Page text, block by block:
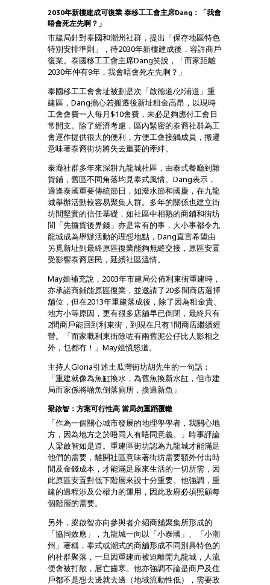
2030年新樓建成可復業 泰移工工會主席Dang：「我會
唔會死左先啊？」
市建局針對泰國和潮州社群，提出「保存地區特色
特別安排準則」，待2030年新樓建成後，容許商戶
復業。泰國移工工會主席Dang笑說，「而家距離
2030年仲有9年，我會唔會死左先啊？」
泰國移工工會會址被劃是次「啟德道/沙浦道」重
建區，Dang擔心若搬遷後新址租金高昂，以現時
工會會費一人每月$10會費，未必足夠應付工會日
常開支。除了經濟考慮，區內緊密的泰裔社群為工
會運作提供很大的便利，方便工會接觸成員，搬遷
意味著泰裔街坊將失去重要的牽絆。
泰裔社群多年來深耕九龍城社區，由泰式餐廳到雜
貨鋪，舊區不同角落均見泰式風情。Dang表示，
適逢泰國重要傳統節日，如潑水節和國慶，在九龍
城舉辦活動較容易聚集人群。多年的關係也建立街
坊間堅實的信任基礎，如社區中相熟的商鋪和街坊
間「先攞貨後畀錢」亦是常有的事，大小事都令九
龍城成為舉辦活動的理想地點，Dang直言希望由
另覓新址到最終原區復業能夠無縫交接，原區安置
受影響泰裔居民，延續社區溫情。
May姐補充說，2003年市建局公佈利東街重建時，
亦承諾商鋪能原區復業，並邀請了20多間商店選擇
舖位，但在2013年重建落成後，除了因為租金貴、
地方小等原因，更有很多店舖早已倒閉，最終只有
2間商戶能回到利東街，到現在只有1間商店繼續經
營。「而家嘅利東街除咗有兩舊泥公仔比人影相之
外，乜都冇！」May姐憤怒道。
主持人Gloria引述土瓜灣街坊胡先生的一句話：
「重建就像為魚缸換水，為舊魚換新水缸，但市建
局而家係將啲魚倒落廁所，換過新魚」
梁啟智：方案可行性高 當局勿重蹈覆轍
「作為一個關心城市發展的地理學學者，我關心地
方，因為地方之於唔同人有唔同意義。」時事評論
人梁啟智如是道。重建區街坊認為九龍城才能滿足
他們的需要，離開社區意味著街坊需要額外付出時
間及金錢成本，才能滿足原來生活的一切所需，因
此原區安置對低下階層來說十分重要。他強調，重
建的過程涉及公權力的運用，因此政府必須照顧每
個階層的需要。
另外，梁啟智亦向參與者介紹商舖聚集所形成的
「協同效應」，九龍城一向以「小泰國」、「小潮
州」著稱，泰式或潮式的商舖形成不同別具特色的
的社群聚落，一旦因重建而被迫離開九龍城，人流
便會被打散，唇亡齒寒。他亦強調不論是商戶及住
戶都不是想去邊就去邊（地域流動性低），需要政